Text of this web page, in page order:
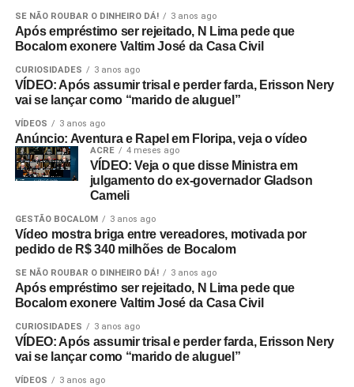
SE NÃO ROUBAR O DINHEIRO DÁ! 3 anos ago
Após empréstimo ser rejeitado, N Lima pede que
Bocalom exonere Valtim José da Casa Civil
CURIOSIDADES 3 anos ago
VÍDEO: Após assumir trisal e perder farda, Erisson Nery
vai se lançar como “marido de aluguel”
VÍDEOS 3 anos ago
Anúncio: Aventura e Rapel em Floripa, veja o vídeo
ACRE 4 meses ago
VÍDEO: Veja o que disse Ministra em
julgamento do ex-governador Gladson
Cameli
GESTÃO BOCALOM 3 anos ago
Vídeo mostra briga entre vereadores, motivada por
pedido de R$ 340 milhões de Bocalom
SE NÃO ROUBAR O DINHEIRO DÁ! 3 anos ago
Após empréstimo ser rejeitado, N Lima pede que
Bocalom exonere Valtim José da Casa Civil
CURIOSIDADES 3 anos ago
VÍDEO: Após assumir trisal e perder farda, Erisson Nery
vai se lançar como “marido de aluguel”
VÍDEOS 3 anos ago